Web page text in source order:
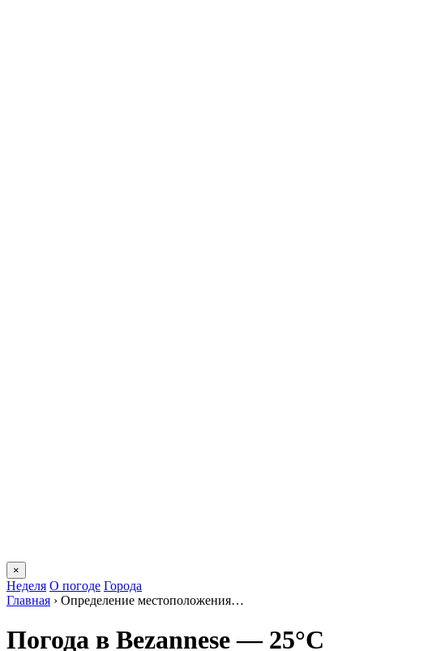
×
Неделя О погоде Города
Главная › Определение местоположения…
Погода в Bezannesе — 25°C